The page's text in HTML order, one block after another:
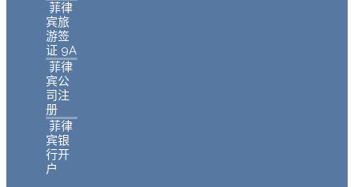
菲律
宾旅
游签
证 9A
菲律
宾公
司注
册
菲律
宾银
行开
户